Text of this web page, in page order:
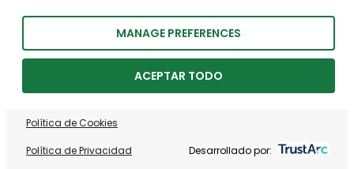
MANAGE PREFERENCES
ACEPTAR TODO
Política de Cookies
Política de Privacidad Desarrollado por: